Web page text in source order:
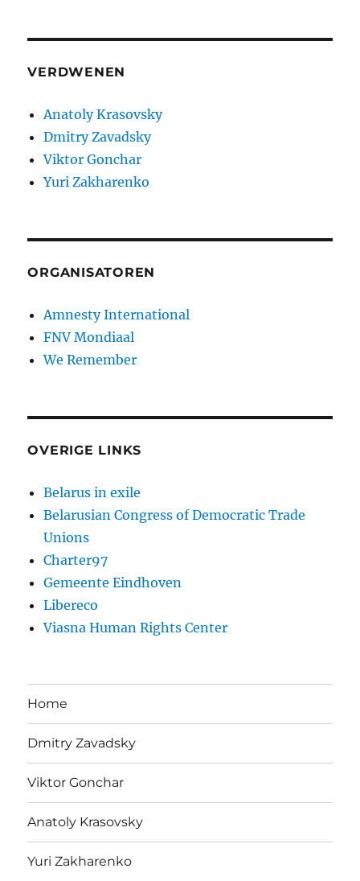
VERDWENEN
Anatoly Krasovsky
Dmitry Zavadsky
Viktor Gonchar
Yuri Zakharenko
ORGANISATOREN
Amnesty International
FNV Mondiaal
We Remember
OVERIGE LINKS
Belarus in exile
Belarusian Congress of Democratic Trade
Unions
Charter97
Gemeente Eindhoven
Libereco
Viasna Human Rights Center
Home
Dmitry Zavadsky
Viktor Gonchar
Anatoly Krasovsky
Yuri Zakharenko